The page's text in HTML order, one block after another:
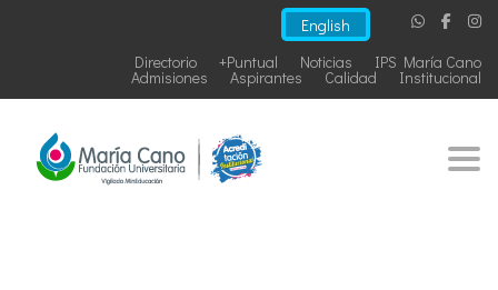
English
IPS María Cano
Noticias
+Puntual
Directorio
Institucional
Calidad
Aspirantes
Admisiones